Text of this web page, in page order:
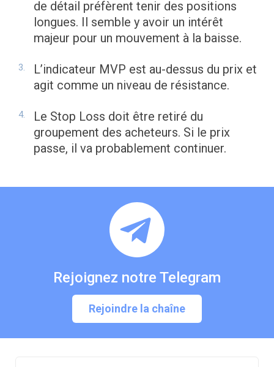
de détail préfèrent tenir des positions
longues. Il semble y avoir un intérêt
majeur pour un mouvement à la baisse.
L’indicateur MVP est au-dessus du prix et
agit comme un niveau de résistance.
Le Stop Loss doit être retiré du
groupement des acheteurs. Si le prix
passe, il va probablement continuer.
Rejoignez notre Telegram
Rejoindre la chaîne